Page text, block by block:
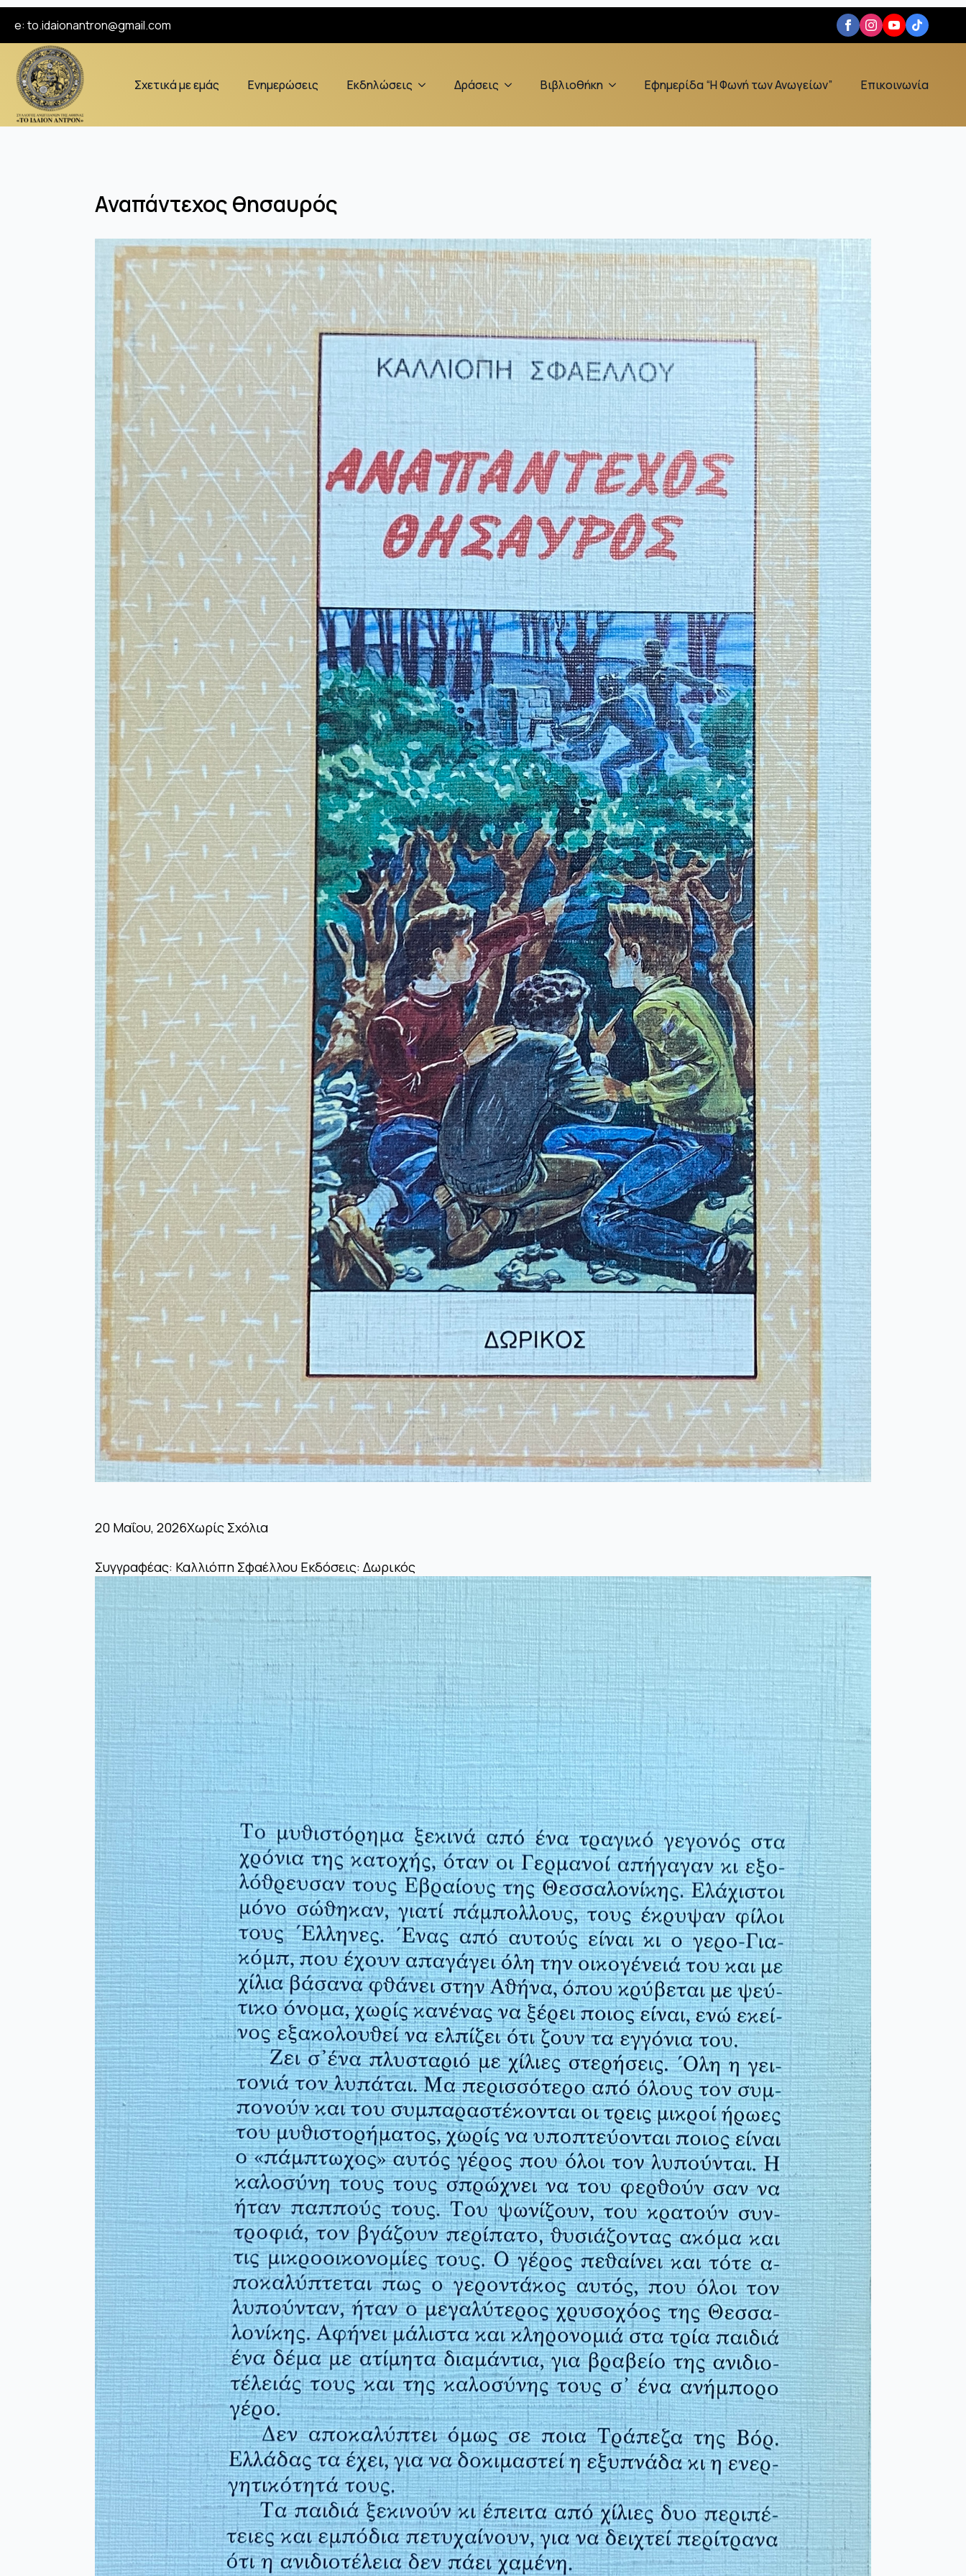
to.idaionantron@gmail.com
Σχετικά με εμάς Ενημερώσεις Εκδηλώσεις Δράσεις Βιβλιοθήκη Εφημερίδα “Η Φωνή των Ανωγείων” Επικοινωνία
Αναπάντεχος θησαυρός
20 Μαΐου, 2026Χωρίς Σχόλια
Συγγραφέας: Καλλιόπη Σφαέλλου Εκδόσεις: Δωρικός